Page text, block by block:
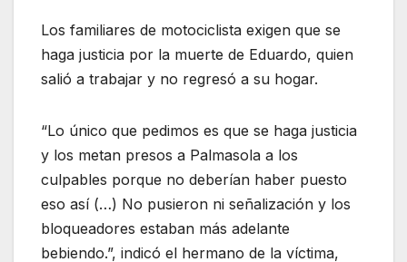
Los familiares de motociclista exigen que se
haga justicia por la muerte de Eduardo, quien
salió a trabajar y no regresó a su hogar.
“Lo único que pedimos es que se haga justicia
y los metan presos a Palmasola a los
culpables porque no deberían haber puesto
eso así (…) No pusieron ni señalización y los
bloqueadores estaban más adelante
bebiendo.”, indicó el hermano de la víctima,